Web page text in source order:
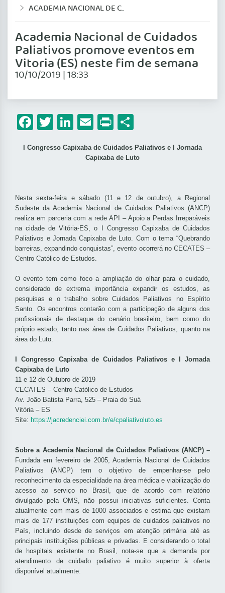
ACADEMIA NACIONAL DE CUIDADOS PALIATIVOS PROMOVE EVENTOS EM VITORIA (ES) NESTE FIM DE SEMANA
Academia Nacional de Cuidados
Paliativos promove eventos em
Vitoria (ES) neste fim de semana
10/10/2019 | 18:33
Facebook
Twitter
LinkedIn
Email
Print
I Congresso Capixaba de Cuidados Paliativos e I Jornada
Capixaba de Luto
Nesta sexta-feira e sábado (11 e 12 de outubro), a Regional
Sudeste da Academia Nacional de Cuidados Paliativos (ANCP)
realiza em parceria com a rede API – Apoio a Perdas Irreparáveis
na cidade de Vitória-ES, o I Congresso Capixaba de Cuidados
Paliativos e Jornada Capixaba de Luto. Com o tema “Quebrando
barreiras, expandindo conquistas”, evento ocorrerá no CECATES –
Centro Católico de Estudos.
O evento tem como foco a ampliação do olhar para o cuidado,
considerado de extrema importância expandir os estudos, as
pesquisas e o trabalho sobre Cuidados Paliativos no Espírito
Santo. Os encontros contarão com a participação de alguns dos
profissionais de destaque do cenário brasileiro, bem como do
próprio estado, tanto nas área de Cuidados Paliativos, quanto na
área do Luto.
I Congresso Capixaba de Cuidados Paliativos e I Jornada
Capixaba de Luto
11 e 12 de Outubro de 2019
CECATES – Centro Católico de Estudos
Av. João Batista Parra, 525 – Praia do Suá
Vitória – ES
Site: https://jacredenciei.com.br/e/cpaliativoluto.es
Sobre a Academia Nacional de Cuidados Paliativos (ANCP) –
Fundada em fevereiro de 2005, Academia Nacional de Cuidados
Paliativos (ANCP) tem o objetivo de empenhar-se pelo
reconhecimento da especialidade na área médica e viabilização do
acesso ao serviço no Brasil, que de acordo com relatório
divulgado pela OMS, não possui iniciativas suficientes. Conta
atualmente com mais de 1000 associados e estima que existam
mais de 177 instituições com equipes de cuidados paliativos no
País, incluindo desde de serviços em atenção primária até as
principais instituições públicas e privadas. E considerando o total
de hospitais existente no Brasil, nota-se que a demanda por
atendimento de cuidado paliativo é muito superior à oferta
disponível atualmente.